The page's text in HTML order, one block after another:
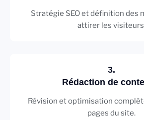
Stratégie SEO et définition des
attirer les
3.
Rédaction de
Révision et optimisation
pages du site.